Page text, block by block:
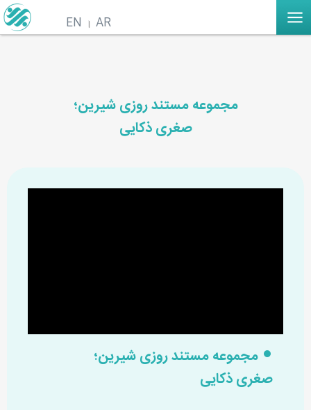
AR
EN
مجموعه مستند روزی شیرین؛
صغری ذکایی
مجموعه مستند روزی شیرین؛
صغری ذکایی